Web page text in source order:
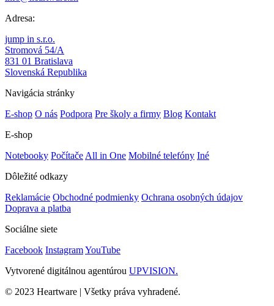
Adresa:
jump in s.r.o.
Stromová 54/A
831 01 Bratislava
Slovenská Republika
Navigácia stránky
E-shop O nás Podpora Pre školy a firmy Blog Kontakt
E-shop
Notebooky Počítače All in One Mobilné telefóny Iné
Dôležité odkazy
Reklamácie Obchodné podmienky Ochrana osobných údajov
Doprava a platba
Sociálne siete
Facebook InstagramYouTube
Vytvorené digitálnou agentúrou UPVISION.
© 2023 Heartware | Všetky práva vyhradené.